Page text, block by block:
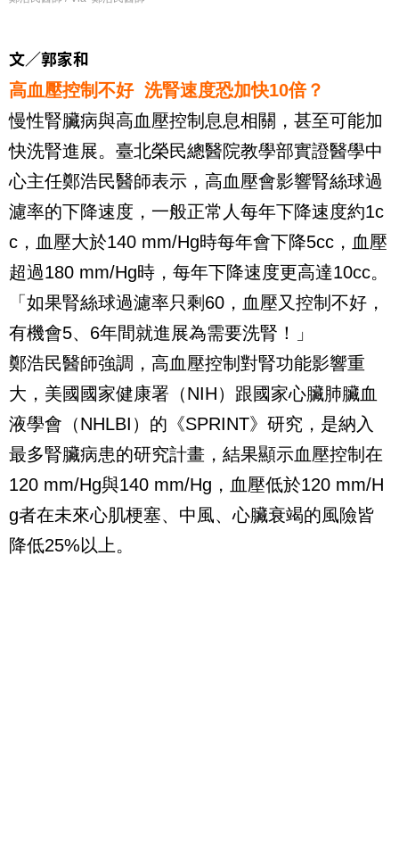
文／郭家和
高血壓控制不好 洗腎速度恐加快10倍？
慢性腎臟病與高血壓控制息息相關，甚至可能加
快洗腎進展。臺北榮民總醫院教學部實證醫學中
心主任鄭浩民醫師表示，高血壓會影響腎絲球過
濾率的下降速度，一般正常人每年下降速度約1c
c，血壓大於140 mm/Hg時每年會下降5cc，血壓
超過180 mm/Hg時，每年下降速度更高達10cc。
「如果腎絲球過濾率只剩60，血壓又控制不好，
有機會5、6年間就進展為需要洗腎！」
鄭浩民醫師強調，高血壓控制對腎功能影響重
大，美國國家健康署（NIH）跟國家心臟肺臟血
液學會（NHLBI）的《SPRINT》研究，是納入
最多腎臟病患的研究計畫，結果顯示血壓控制在
120 mm/Hg與140 mm/Hg，血壓低於120 mm/H
g者在未來心肌梗塞、中風、心臟衰竭的風險皆
降低25%以上。